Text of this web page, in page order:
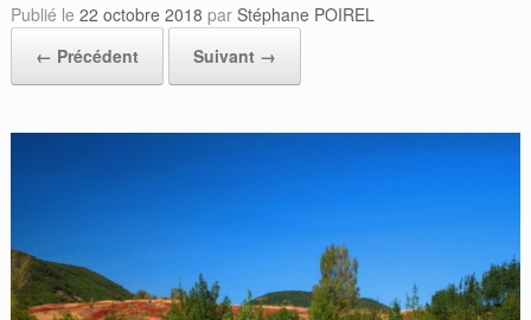
Publié le 22 octobre 2018 par Stéphane POIREL
← Précédent
Suivant →